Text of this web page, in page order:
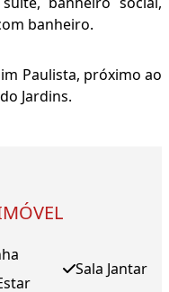
banheiro.
Paulista, próximo ao
Jardins.
Sala Jantar